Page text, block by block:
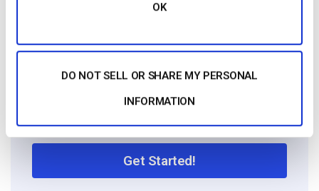
OK
DO NOT SELL OR SHARE MY PERSONAL
INFORMATION
Free 14-Day Trial
Get Started!